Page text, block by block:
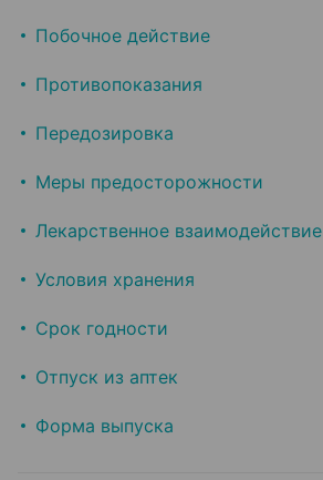
Побочное действие
Противопоказания
Передозировка
Меры предосторожности
Лекарственное взаимодействие
Условия хранения
Срок годности
Отпуск из аптек
Форма выпуска